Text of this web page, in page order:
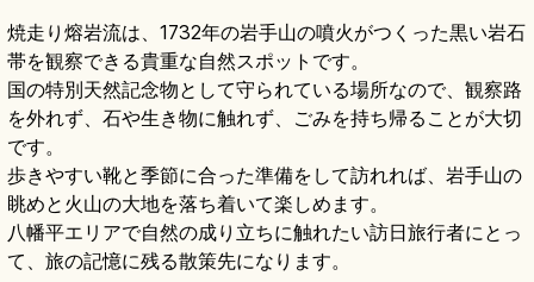
焼走り熔岩流は、1732年の岩手山の噴火がつくった黒い岩石
帯を観察できる貴重な自然スポットです。
国の特別天然記念物として守られている場所なので、観察路
を外れず、石や生き物に触れず、ごみを持ち帰ることが大切
です。
歩きやすい靴と季節に合った準備をして訪れれば、岩手山の
眺めと火山の大地を落ち着いて楽しめます。
八幡平エリアで自然の成り立ちに触れたい訪日旅行者にとっ
て、旅の記憶に残る散策先になります。